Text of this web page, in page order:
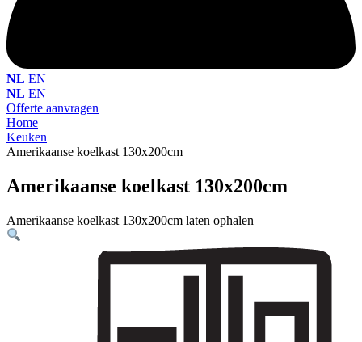
NL EN
NL EN
Offerte aanvragen
Home
Keuken
Amerikaanse koelkast 130x200cm
Amerikaanse koelkast 130x200cm
Amerikaanse koelkast 130x200cm laten ophalen